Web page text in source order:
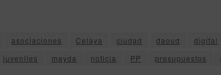
asociaciones Celaya ciudad daoud
digital
juveniles mayda noticia PP presupuestos